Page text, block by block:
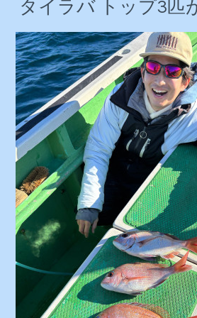
タイラバ トップ3匹